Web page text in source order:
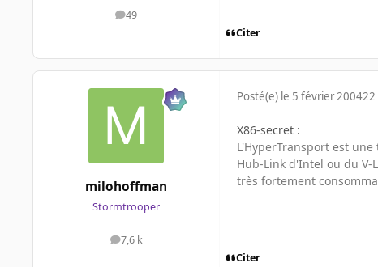
49
messages
Citer
milohoffman
Stormtrooper
7,6 k
messages
Posté(e) le 5 février 200422
X86-secret :
L'HyperTransport est
Hub-Link d'Intel ou du
très fortement
Citer